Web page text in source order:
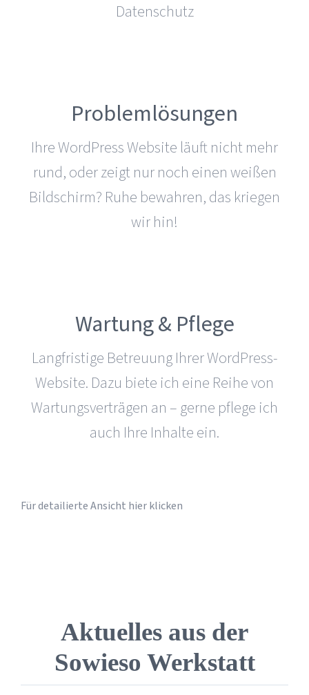
Daten­schutz
Problemlösungen
Ihre WordPress Website läuft nicht mehr
rund, oder zeigt nur noch einen weißen
Bild­schirm? Ruhe bewahren, das kriegen
wir hin!
Wartung & Pflege
Lang­fris­tige Betreuung Ihrer WordPress-
Website. Dazu biete ich eine Reihe von
War­tungs­ver­trägen an – gerne pflege ich
auch Ihre Inhalte ein.
Für detailierte Ansicht hier klicken
Aktuelles aus der
Sowieso Werkstatt